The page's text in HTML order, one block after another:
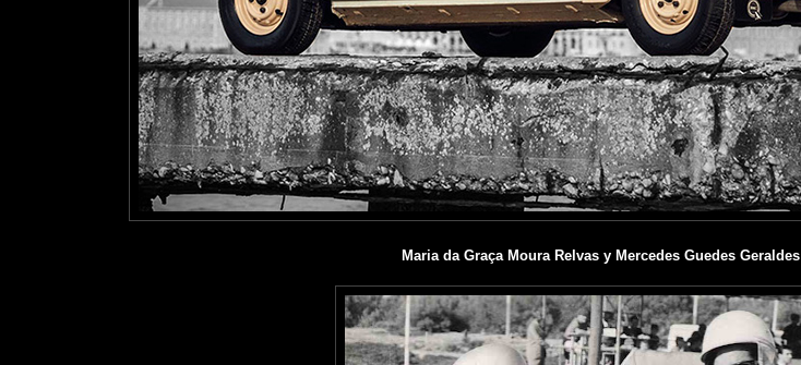
Maria da Graça Moura Relvas y Mercedes Guedes Geraldes